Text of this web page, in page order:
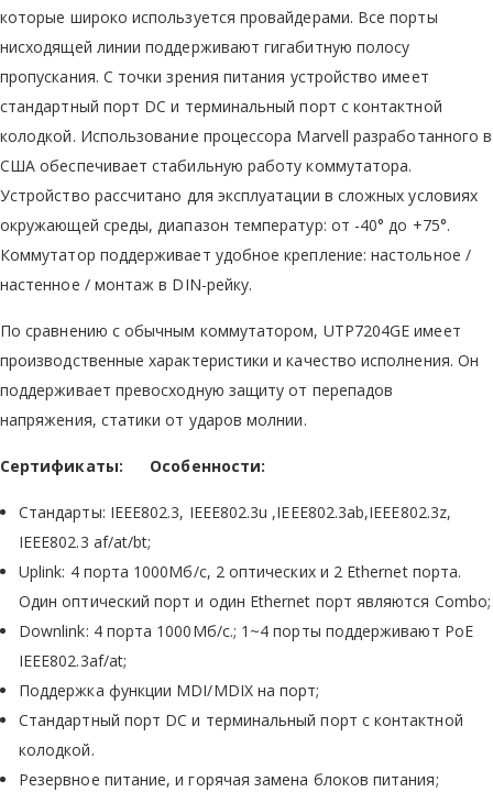
которые широко используется провайдерами. Все порты
нисходящей линии поддерживают гигабитную полосу
пропускания. С точки зрения питания устройство имеет
стандартный порт DC и терминальный порт с контактной
колодкой. Использование процессора Marvell разработанного в
США обеспечивает стабильную работу коммутатора.
Устройство рассчитано для эксплуатации в сложных условиях
окружающей среды, диапазон температур: от -40° до +75°.
Коммутатор поддерживает удобное крепление: настольное /
настенное / монтаж в DIN-рейку.
По сравнению с обычным коммутатором, UTP7204GE имеет
производственные характеристики и качество исполнения. Он
поддерживает превосходную защиту от перепадов
напряжения, статики от ударов молнии.
Сертификаты: Особенности:
Стандарты: IEEE802.3, IEEE802.3u ,IEEE802.3ab,IEEE802.3z,
IEEE802.3 af/at/bt;
Uplink: 4 порта 1000Мб/с, 2 оптических и 2 Ethernet порта.
Один оптический порт и один Ethernet порт являются Combo;
Downlink: 4 порта 1000Мб/с.; 1~4 порты поддерживают PoE
IEEE802.3af/at;
Поддержка функции MDI/MDIX на порт;
Cтандартный порт DC и терминальный порт с контактной
колодкой.
Резервное питание, и горячая замена блоков питания;